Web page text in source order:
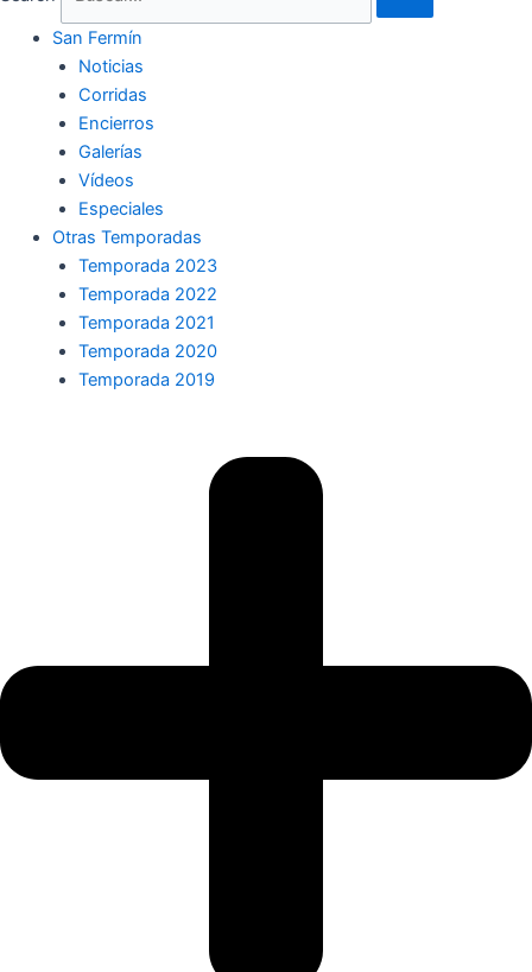
San Fermín
Noticias
Corridas
Encierros
Galerías
Vídeos
Especiales
Otras Temporadas
Temporada 2023
Temporada 2022
Temporada 2021
Temporada 2020
Temporada 2019